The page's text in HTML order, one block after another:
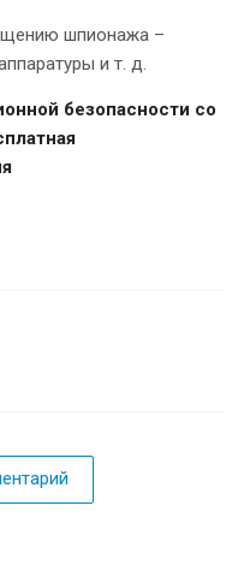
шпионажа –
и т. д.
безопасности со